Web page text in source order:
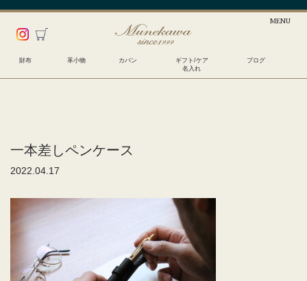
財布 革小物 カバン
ギフト/ケア
名入れ
ブログ
一本差しペンケース
2022.04.17